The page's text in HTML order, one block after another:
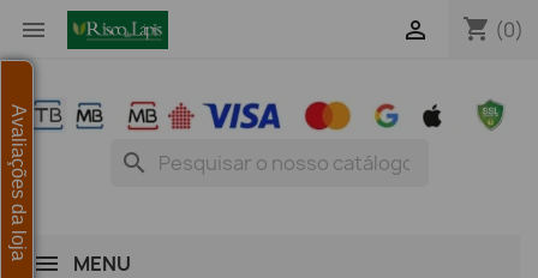
 shopping_cart (0)

search
MENU
Avaliações da loja